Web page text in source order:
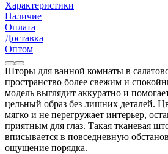
Характеристики
Наличие
Оплата
Доставка
Оптом
Шторы для ванной комнаты в
пространство более свежим и
модель выглядит аккуратно и
цельный образ без лишних деталей.
мягко и не перегружает интерьер,
приятным для глаз. Такая тканевая
вписывается в повседневную
ощущение порядка.